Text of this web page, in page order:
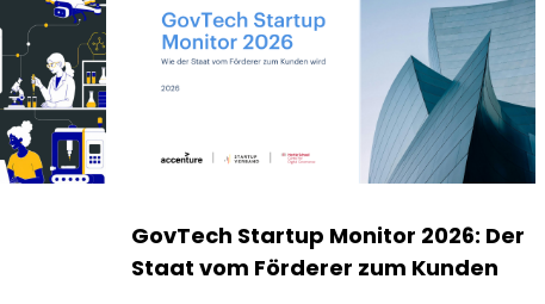
GovTech Startup Monitor 2026: Der
Staat vom Förderer zum Kunden